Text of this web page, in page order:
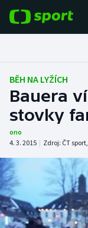
Fotbal
Hokej
Atletika
Cyklistika
DALŠÍ SPORTY
BĚH NA LYŽÍCH
Bauera
stovky
ono
4. 3. 2015 | Zdroj: ČT sport,